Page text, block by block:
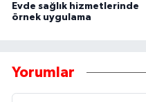
Evde sağlık hizmetlerinde
örnek uygulama
Yorumlar